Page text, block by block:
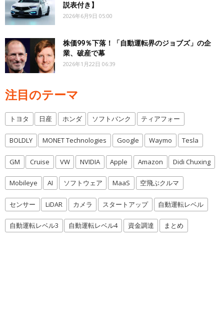
説表付き】
2026年6月9日 05:00
株価99％下落！「自動運転界のジョブズ」の企
業、破産で幕
2026年1月22日 06:39
注目のテーマ
トヨタ 日産 ホンダ ソフトバンク ティアフォー
BOLDLY MONET Technologies Google Waymo Tesla
GM Cruise VW NVIDIA Apple Amazon Didi Chuxing
Mobileye AI ソフトウェア MaaS 空飛ぶクルマ
センサー LiDAR カメラ スタートアップ 自動運転レベル
自動運転レベル3 自動運転レベル4 資金調達 まとめ